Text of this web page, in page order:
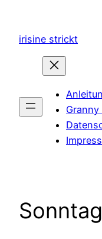
springen
irisine strickt
Granny